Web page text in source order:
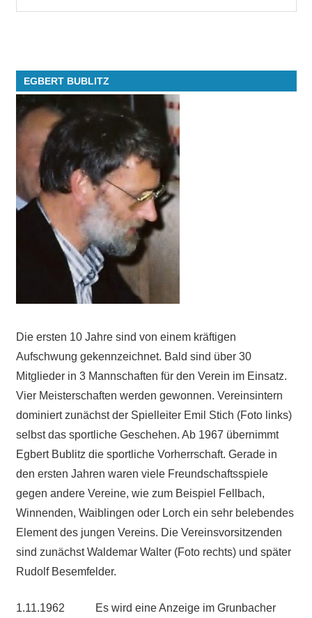
EGBERT BUBLITZ
Die ersten 10 Jahre sind von einem kräftigen
Aufschwung gekennzeichnet. Bald sind über 30
Mitglieder in 3 Mannschaften für den Verein im Einsatz.
Vier Meisterschaften werden gewonnen. Vereinsintern
dominiert zunächst der Spielleiter Emil Stich (Foto links)
selbst das sportliche Geschehen. Ab 1967 übernimmt
Egbert Bublitz die sportliche Vorherrschaft. Gerade in
den ersten Jahren waren viele Freundschaftsspiele
gegen andere Vereine, wie zum Beispiel Fellbach,
Winnenden, Waiblingen oder Lorch ein sehr belebendes
Element des jungen Vereins. Die Vereinsvorsitzenden
sind zunächst Waldemar Walter (Foto rechts) und später
Rudolf Besemfelder.
1.11.1962 Es wird eine Anzeige im Grunbacher